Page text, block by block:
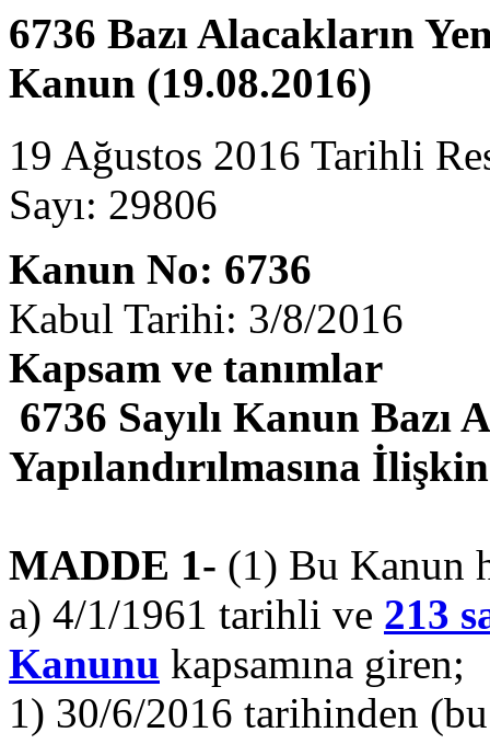
6736 Bazı Alacakların
Kanun (19.08.2016)
19 Ağustos 2016 Tarihli
Sayı: 29806
Kanun No: 6736
Kabul Tarihi: 3/8/2016
Kapsam ve tanımlar
6736 Sayılı Kanun Bazı
Yapılandırılmasına
MADDE 1- (1) Bu Kanun
a) 4/1/1961 tarihli ve 213
Kanunu kapsamına giren;
1) 30/6/2016 tarihinden